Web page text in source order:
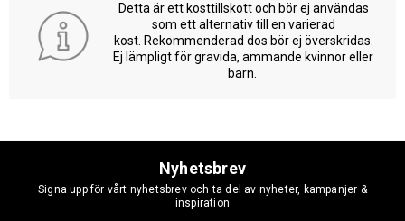
Detta är ett kosttillskott och bör ej användas
som ett alternativ till en varierad
kost. Rekommenderad dos bör ej överskridas.
Ej lämpligt för gravida, ammande kvinnor eller
barn.
Nyhetsbrev
Signa upp för vårt nyhetsbrev och ta del av nyheter, kampanjer &
inspiration